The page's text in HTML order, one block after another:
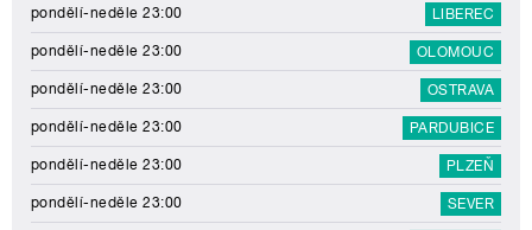
pondělí-neděle 23:00 LIBEREC
pondělí-neděle 23:00 OLOMOUC
pondělí-neděle 23:00 OSTRAVA
pondělí-neděle 23:00 PARDUBICE
pondělí-neděle 23:00 PLZEŇ
pondělí-neděle 23:00 SEVER